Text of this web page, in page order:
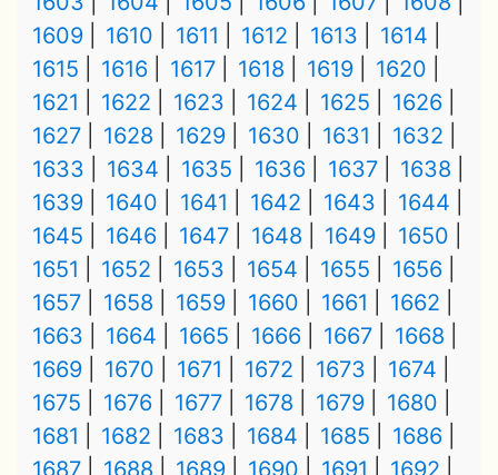
1609
1610 1611 1612 1613
1614
1615
1616 1617 1618 1619
1620
1621
1622 1623 1624 1625
1626
1627
1628 1629 1630 1631
1632
1633
1634 1635 1636 1637
1638
1639
1640 1641 1642 1643
1644
1645
1646 1647 1648 1649
1650
1651
1652 1653 1654 1655
1656
1657
1658 1659 1660 1661
1662
1663
1664 1665 1666 1667
1668
1669
1670 1671 1672 1673
1674
1675
1676 1677 1678 1679
1680
1681
1682 1683 1684 1685
1686
1687
1688 1689 1690 1691
1692